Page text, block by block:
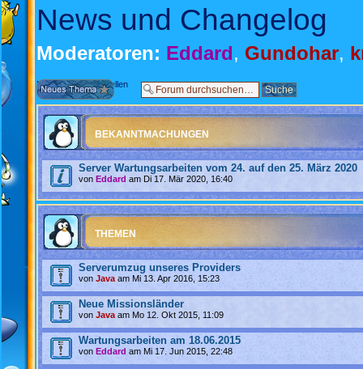
News und Changelog
Moderatoren: Eddard, Gundohar,
Neues Thema erstellen
BEKANNTMACHUNGEN
Server Wartungsarbeiten vom 24. auf den 25. März 2020
von Eddard am Di 17. Mär 2020, 16:40
THEMEN
Serverumzug unseres Providers
von Java am Mi 13. Apr 2016, 15:23
Neue Missionsländer
von Java am Mo 12. Okt 2015, 11:09
Wartungsarbeiten am 18.06.2015
von Eddard am Mi 17. Jun 2015, 22:48